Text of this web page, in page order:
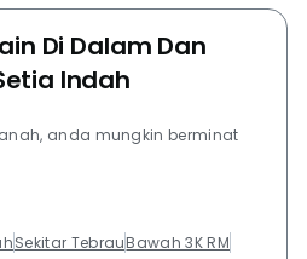
Di Dalam Dan
Indah
anda mungkin berminat
Sekitar TebrauBawah 3K RM